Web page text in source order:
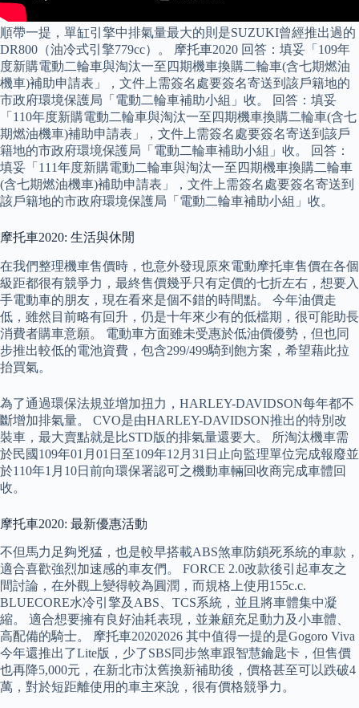
順帶一提，單缸引擎中排氣量最大的則是SUZUKI曾經推出過的
DR800（油冷式引擎779cc）。 摩托車2020 回答：填妥「109年
度新購電動二輪車與淘汰一至四期機車換購二輪車(含七期燃油
機車)補助申請表」，文件上需簽名處要簽名寄送到該戶籍地的
市政府環境保護局「電動二輪車補助小組」收。 回答：填妥
「110年度新購電動二輪車與淘汰一至四期機車換購二輪車(含七
期燃油機車)補助申請表」，文件上需簽名處要簽名寄送到該戶
籍地的市政府環境保護局「電動二輪車補助小組」收。 回答：
填妥「111年度新購電動二輪車與淘汰一至四期機車換購二輪車
(含七期燃油機車)補助申請表」，文件上需簽名處要簽名寄送到
該戶籍地的市政府環境保護局「電動二輪車補助小組」收。
摩托車2020: 生活與休閒
在我們整理機車售價時，也意外發現原來電動摩托車售價在各個
級距都很有競爭力，最終售價幾乎只有定價的七折左右，想要入
手電動車的朋友，現在看來是個不錯的時間點。 今年油價走
低，雖然目前略有回升，仍是十年來少有的低檔期，很可能助長
消費者購車意願。 電動車方面雖未受惠於低油價優勢，但也同
步推出較低的電池資費，包含299/499騎到飽方案，希望藉此拉
抬買氣。
為了通過環保法規並增加扭力，HARLEY-DAVIDSON每年都不
斷增加排氣量。 CVO是由HARLEY-DAVIDSON推出的特別改
裝車，最大賣點就是比STD版的排氣量還要大。 所淘汰機車需
於民國109年01月01日至109年12月31日止向監理單位完成報廢並
於110年1月10日前向環保署認可之機動車輛回收商完成車體回
收。
摩托車2020: 最新優惠活動
不但馬力足夠兇猛，也是較早搭載ABS煞車防鎖死系統的車款，
適合喜歡強烈加速感的車友們。 FORCE 2.0改款後引起車友之
間討論，在外觀上變得較為圓潤，而規格上使用155c.c.
BLUECORE水冷引擎及ABS、TCS系統，並且將車體集中凝
縮。 適合想要擁有良好油耗表現，並兼顧充足動力及小車體、
高配備的騎士。 摩托車20202026 其中值得一提的是Gogoro Viva
今年還推出了Lite版，少了SBS同步煞車跟智慧鑰匙卡，但售價
也再降5,000元，在新北市汰舊換新補助後，價格甚至可以跌破4
萬，對於短距離使用的車主來說，很有價格競爭力。